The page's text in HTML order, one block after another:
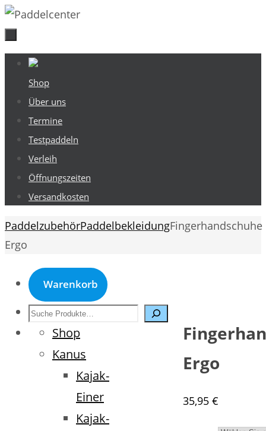
Zum
Inhalt
springen
Zum
Inhalt
springen
Shop
Über uns
Termine
Testpaddeln
Verleih
Öffnungszeiten
Versandkosten
Start
PaddelzubehörPaddelbekleidungFingerhandschuhe
Ergo
Ergo
35,95 €
Warenkorb
Suche
Shop
Kanus
Kajak-
Einer
Kajak-